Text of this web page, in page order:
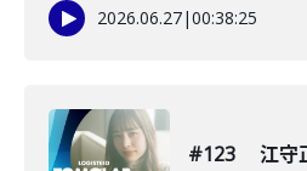
2026.06.27|00:38:25
#123 江守